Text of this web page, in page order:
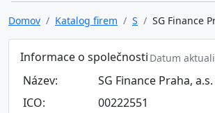
Domov Katalog firem S SG Finance
Informace o společnosti Datum
Název:
SG Finance Praha,
ICO:
00222551